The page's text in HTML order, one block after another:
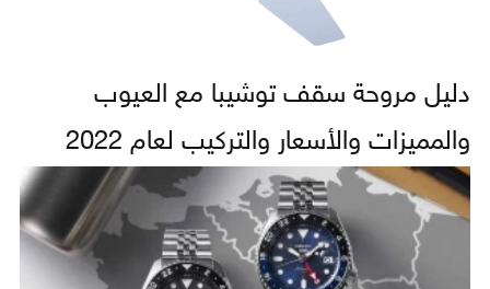
دليل مروحة سقف توشيبا مع العيوب
والمميزات والأسعار والتركيب لعام 2022